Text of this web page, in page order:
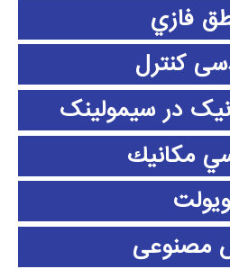
فازي
کنترل
در سیمولینک
مكانيك
ویولت
مصنوعی